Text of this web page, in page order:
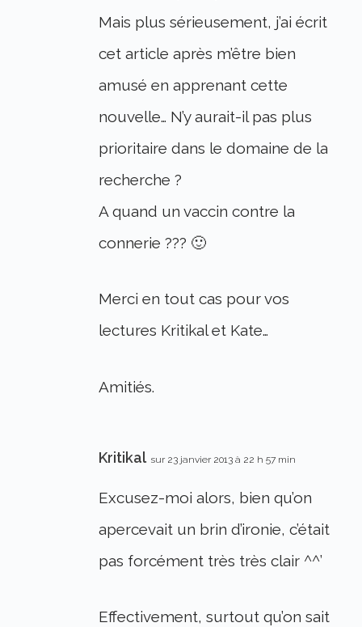
Mais plus sérieusement, j’ai écrit
cet article après m’être bien
amusé en apprenant cette
nouvelle… N’y aurait-il pas plus
prioritaire dans le domaine de la
recherche ?
A quand un vaccin contre la
connerie ??? 🙂
Merci en tout cas pour vos
lectures Kritikal et Kate…
Amitiés.
Kritikal sur 23 janvier 2013 à 22 h 57 min
Excusez-moi alors, bien qu’on
apercevait un brin d’ironie, c’était
pas forcément très très clair ^^’
Effectivement, surtout qu’on sait